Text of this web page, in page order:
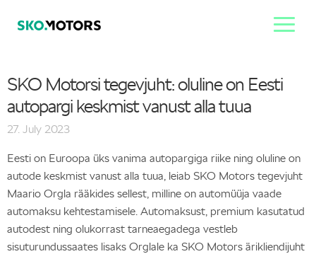
SKO Motorsi tegevjuht: oluline on Eesti
autopargi keskmist vanust alla tuua
27. July 2023
Eesti on Euroopa üks vanima autopargiga riike ning oluline on
autode keskmist vanust alla tuua, leiab SKO Motors tegevjuht
Maario Orgla rääkides sellest, milline on automüüja vaade
automaksu kehtestamisele. Automaksust, premium kasutatud
autodest ning olukorrast tarneaegadega vestleb
sisuturundussaates lisaks Orglale ka SKO Motors ärikliendijuht